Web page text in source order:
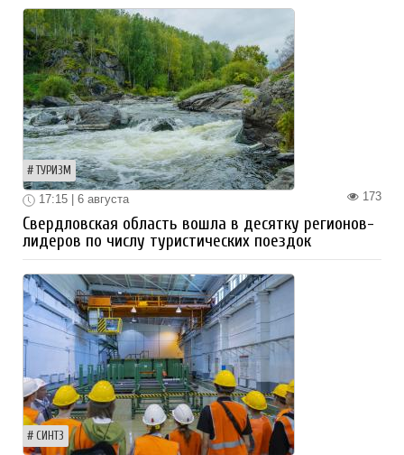
ТУРИЗМ
173
17:15 | 6 августа
Свердловская область вошла в десятку регионов-
лидеров по числу туристических поездок
СИНТЗ